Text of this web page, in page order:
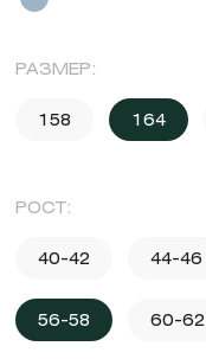
РАЗМЕР:
158 164
РОСТ:
40-42 44-46
56-58 60-62